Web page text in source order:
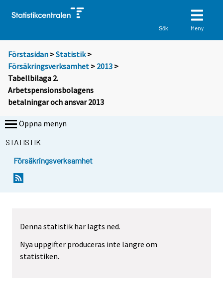
Sök Meny
Förstasidan >Statistik >
Försäkringsverksamhet > 2013 >
Tabellbilaga 2.
Arbetspensionsbolagens
betalningar och ansvar 2013
Öppna menyn
STATISTIK
Försäkringsverksamhet
Denna statistik har lagts ned.
Nya uppgifter produceras inte längre om
statistiken.